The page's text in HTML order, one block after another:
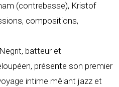
(contrebasse), Kristof
compositions,
batteur et
présente son premier
intime mêlant jazz et